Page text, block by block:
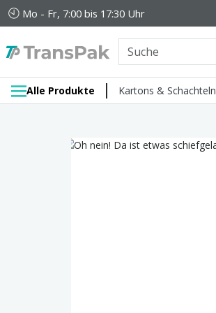
Mo - Fr, 7:00 bis 17:30 Uhr
Alle Produkte Kartons & Schachteln